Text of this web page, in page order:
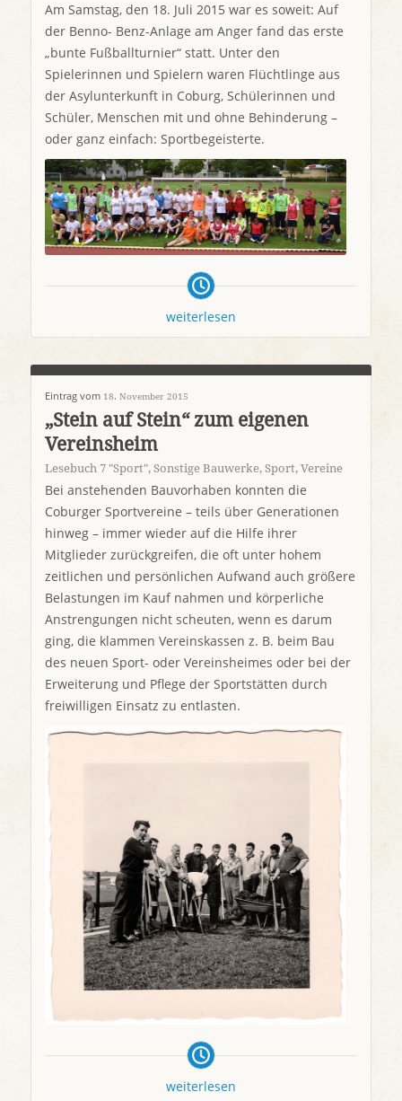
Am Samstag, den 18. Juli 2015 war es soweit: Auf
der Benno- Benz-Anlage am Anger fand das erste
„bunte Fußballturnier“ statt. Unter den
Spielerinnen und Spielern waren Flüchtlinge aus
der Asylunterkunft in Coburg, Schülerinnen und
Schüler, Menschen mit und ohne Behinderung –
oder ganz einfach: Sportbegeisterte.
weiterlesen
Eintrag vom 18. November 2015
„Stein auf Stein“ zum eigenen
Vereinsheim
Lesebuch 7 "Sport", Sonstige Bauwerke, Sport, Vereine
Bei anstehenden Bauvorhaben konnten die
Coburger Sportvereine – teils über Generationen
hinweg – immer wieder auf die Hilfe ihrer
Mitglieder zurückgreifen, die oft unter hohem
zeitlichen und persönlichen Aufwand auch größere
Belastungen im Kauf nahmen und körperliche
Anstrengungen nicht scheuten, wenn es darum
ging, die klammen Vereinskassen z. B. beim Bau
des neuen Sport- oder Vereinsheimes oder bei der
Erweiterung und Pflege der Sportstätten durch
freiwilligen Einsatz zu entlasten.
weiterlesen